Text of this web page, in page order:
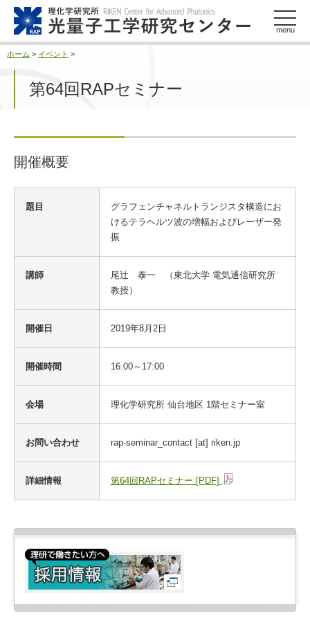
menu
ホーム > イベント >
第64回RAPセミナー
開催概要
題目
グラフェンチャネルトランジスタ構造にお
けるテラヘルツ波の増幅およびレーザー発
振
講師
尾辻 泰一 （東北大学 電気通信研究所
教授）
開催日 2019年8月2日
開催時間 16:00～17:00
会場 理化学研究所 仙台地区 1階セミナー室
お問い合わせ rap-seminar_contact [at] riken.jp
詳細情報 第64回RAPセミナー [PDF]